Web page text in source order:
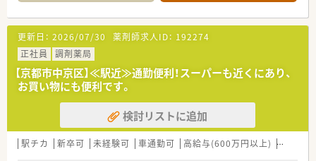
利便性が非常に高く、日々の通いやすさが大きな魅力の薬局で
す。
■内科や小児科など複数の医療機関が入る医療モール型で、処方
箋は1日290枚と非常に多くの枚数を応需しています。
■正社員12名を含む計15名の薬剤師が在籍しており、事務員も6
名体制を整えることで、円滑な店舗運営を実現している環境で
す。
【募集背景と求める人物像について】
■産休や育休の取得者が毎年多く発生しているため、組織体制を
強化し、将来の店長候補となり得る優秀な人材を急募していま
更新日： 2026/07/30 薬剤師求人ID： 192274
正社員
調剤薬局
【京都市中京区】≪駅近≫通勤便利！スーパーも近くにあり、
お買い物にも便利です。
検討リストに追加
駅チカ 新卒可 未経験可 車通勤可 高給与(600万円以上) 認定薬